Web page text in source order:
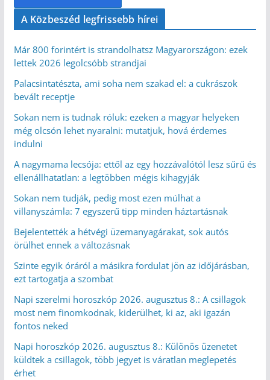
A Közbeszéd legfrissebb hírei
Már 800 forintért is strandolhatsz Magyarországon: ezek
lettek 2026 legolcsóbb strandjai
Palacsintatészta, ami soha nem szakad el: a cukrászok
bevált receptje
Sokan nem is tudnak róluk: ezeken a magyar helyeken
még olcsón lehet nyaralni: mutatjuk, hová érdemes
indulni
A nagymama lecsója: ettől az egy hozzávalótól lesz sűrű és
ellenállhatatlan: a legtöbben mégis kihagyják
Sokan nem tudják, pedig most ezen múlhat a
villanyszámla: 7 egyszerű tipp minden háztartásnak
Bejelentették a hétvégi üzemanyagárakat, sok autós
örülhet ennek a változásnak
Szinte egyik óráról a másikra fordulat jön az időjárásban,
ezt tartogatja a szombat
Napi szerelmi horoszkóp 2026. augusztus 8.: A csillagok
most nem finomkodnak, kiderülhet, ki az, aki igazán
fontos neked
Napi horoszkóp 2026. augusztus 8.: Különös üzenetet
küldtek a csillagok, több jegyet is váratlan meglepetés
érhet